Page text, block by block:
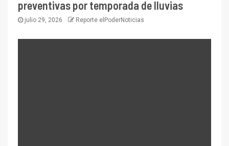
preventivas por temporada de lluvias
julio 29, 2026 Reporte elPoderNoticias